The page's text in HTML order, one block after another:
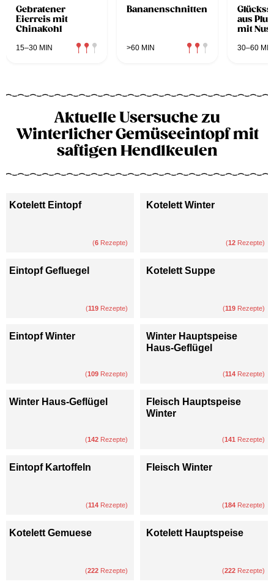
Gebratener
Eierreis mit
Chinakohl
15–30 MIN
Bananenschnitten
>60 MIN
aus
mit
30–60 MIN
Aktuelle Usersuche zu
Winterlicher Gemüseeintopf mit
saftigen Hendlkeulen
Kotelett Eintopf
(6 Rezepte)
Kotelett Winter
(12 Rezepte)
Eintopf Gefluegel
(119 Rezepte)
Kotelett Suppe
(119 Rezepte)
Eintopf Winter
(109 Rezepte)
Winter Hauptspeise
Haus-Geflügel
(114 Rezepte)
Winter Haus-Geflügel
(142 Rezepte)
Fleisch Hauptspeise
Winter
(141 Rezepte)
Eintopf Kartoffeln
(114 Rezepte)
Fleisch Winter
(184 Rezepte)
Kotelett Gemuese
(222 Rezepte)
Kotelett Hauptspeise
(222 Rezepte)